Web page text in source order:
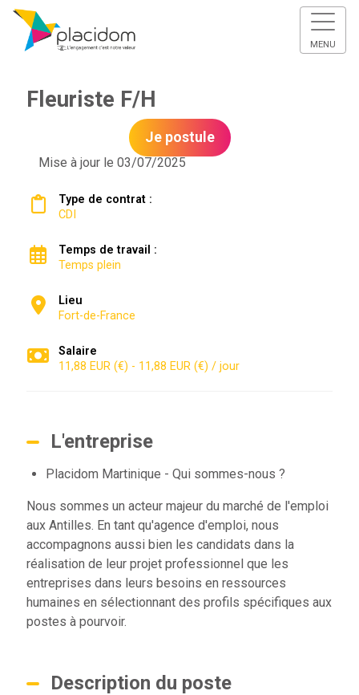
MENU
Fleuriste F/H
Je postule
Mise à jour le 03/07/2025
Type de contrat :
CDI
Temps de travail :
Temps plein
Lieu
Fort-de-France
Salaire
11,88 EUR (€) - 11,88 EUR (€) / jour
L'entreprise
Placidom Martinique - Qui sommes-nous ?
Nous sommes un acteur majeur du marché de l'emploi
aux Antilles. En tant qu'agence d'emploi, nous
accompagnons aussi bien les candidats dans la
réalisation de leur projet professionnel que les
entreprises dans leurs besoins en ressources
humaines en sélectionnant des profils spécifiques aux
postes à pourvoir.
Description du poste